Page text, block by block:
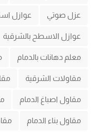
عزل صوتي عوازل
عوازل الاسطح بالشرقية
معلم دهانات بالدمام
مقاولات الشرقية
مقاول اصباغ الدمام
مقاول بناء الدمام